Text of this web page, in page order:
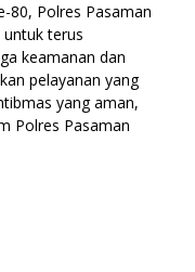
80, Polres Pasaman
terus
keamanan dan
pelayanan yang
yang aman,
Polres Pasaman